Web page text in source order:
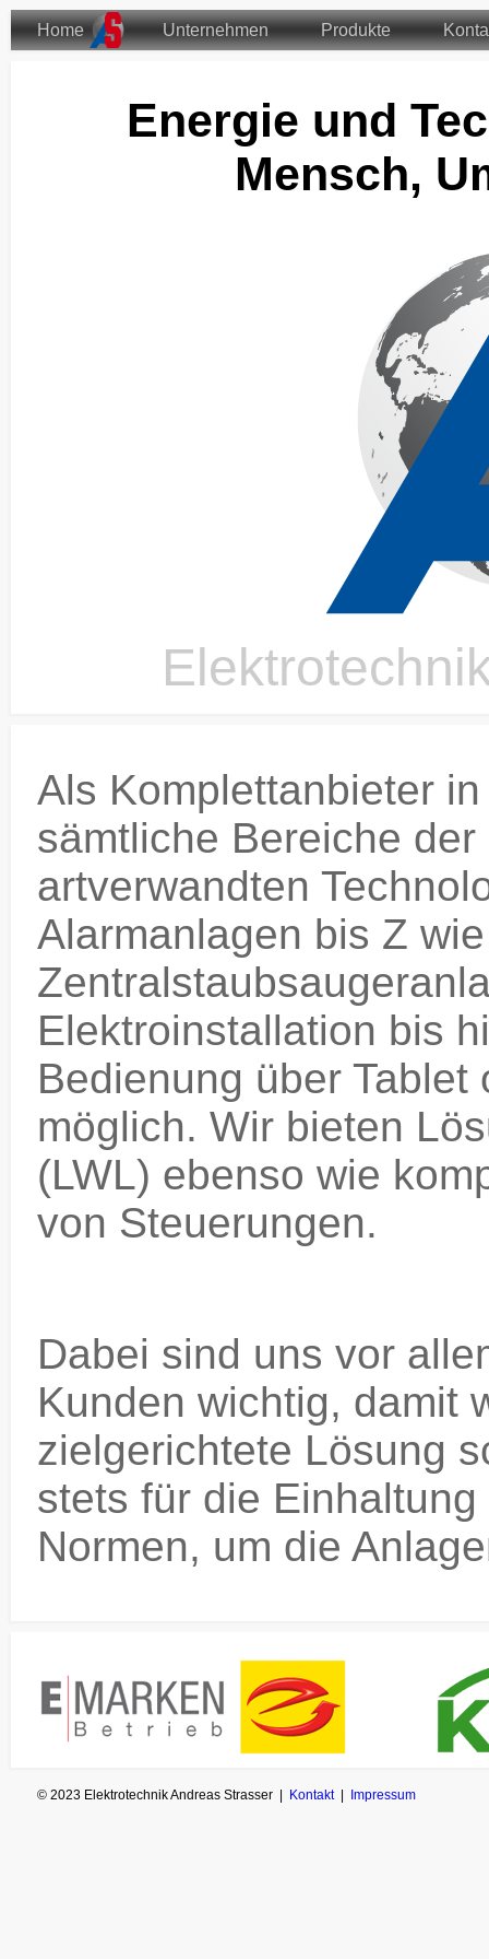
Home Unternehmen Produkte
Energie und
Mensch,
Als Komplettanbieter
sämtliche Bereiche
artverwandten
Alarmanlagen bis Z wie
Elektroinstallation bis
Bedienung über
möglich. Wir bieten
(LWL) ebenso wie
von Steuerungen.
Dabei sind uns vor
Kunden wichtig, damit
zielgerichtete Lösung
stets für die
Normen, um die
© 2023 Elektrotechnik Andreas Strasser | Kontakt| Impressum